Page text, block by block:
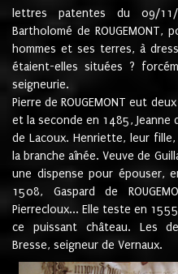
lettres patentes du 09/11/
Bartholomé de
hommes et ses terres, à
étaient-elles situées ?
seigneurie.
Pierre de ROUGEMONT eut
et la seconde en 1485, Jeanne
de Lacoux. Henriette, leur
la branche aînée. Veuve de
une dispense pour épouser,
1508, Gaspard de
Pierrecloux... Elle teste en
ce puissant château. Les de
Bresse, seigneur de Vernaux.